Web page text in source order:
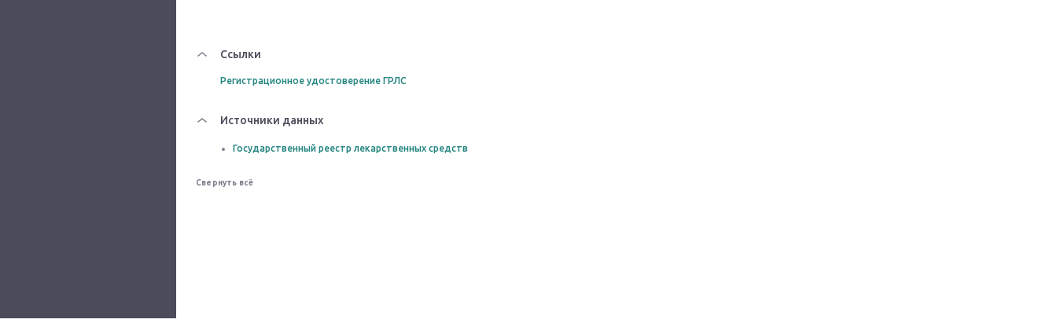
Ссылки
Регистрационное удостоверение ГРЛС
Источники данных
Государственный реестр лекарственных средств
Свернуть всё